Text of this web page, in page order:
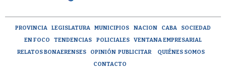
PROVINCIA LEGISLATURA MUNICIPIOS NACION CABA
SOCIEDAD
EN FOCO
TENDENCIAS POLICIALES
VENTANA EMPRESARIAL
RELATOS BONAERENSES
OPINIÓN PUBLICITAR
QUIÉNES SOMOS
CONTACTO